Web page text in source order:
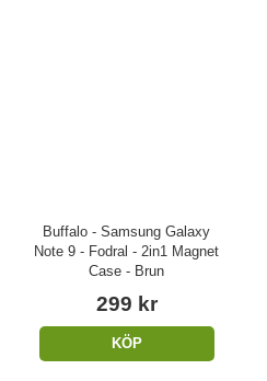
Buffalo - Samsung Galaxy
Note 9 - Fodral - 2in1 Magnet
Case - Brun
299 kr
KÖP